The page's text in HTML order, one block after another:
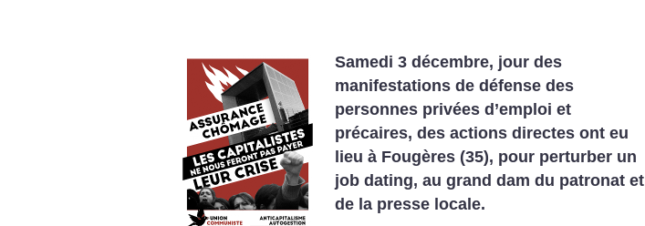
Samedi 3 décembre, jour des
manifestations de défense des
personnes privées d’emploi et
précaires, des actions directes ont eu
lieu à Fougères (35), pour perturber un
job dating, au grand dam du patronat et
de la presse locale.